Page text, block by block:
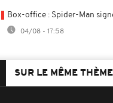
Box-office : Spider-Man
04/08 - 17:58
SUR LE MÊME THÈME